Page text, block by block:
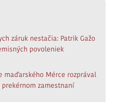
záruk nestačia: Patrik Gažo
povoleniek
maďarského Mérce rozprával
zamestnaní